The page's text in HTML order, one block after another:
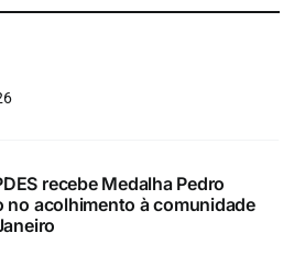
recebe Medalha Pedro
no acolhimento à comunidade